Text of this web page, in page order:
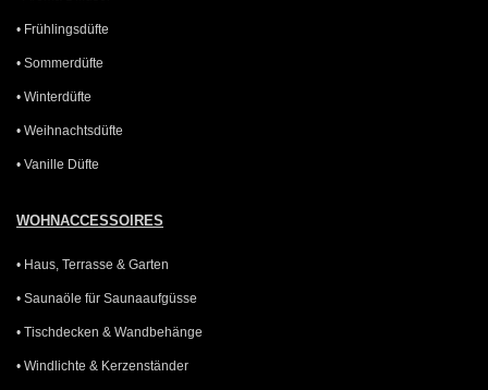
• Frühlingsdüfte
• Sommerdüfte
• Winterdüfte
• Weihnachtsdüfte
• Vanille Düfte
WOHNACCESSOIRES
• Haus, Terrasse & Garten
• Saunaöle für Saunaaufgüsse
• Tischdecken & Wandbehänge
• Windlichte & Kerzenständer